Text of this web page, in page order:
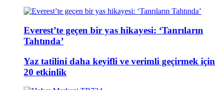
Everest’te geçen bir yas hikayesi: ‘Tanrıların
Tahtında’
Yaz tatilini daha keyifli ve verimli geçirmek için
20 etkinlik